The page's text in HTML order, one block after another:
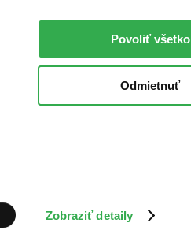
Zobraziť detaily
Povoliť všetko
Odmietnuť